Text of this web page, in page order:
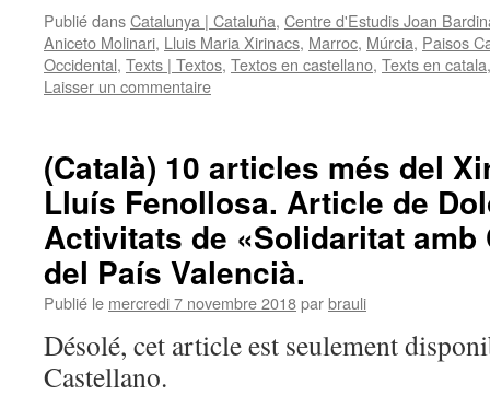
Publié dansCatalunya | Cataluña, Centre d'Estudis Joan
Aniceto Molinari, Lluis Maria Xirinacs, Marroc, Múrcia, Paisos
Occidental, Texts | Textos, Textos en castellano, Texts en catala
Laisser un commentaire
(Català) 10 articles més del
Lluís Fenollosa. Article de
Activitats de «Solidaritat amb
del País Valencià.
Publié le mercredi 7 novembre 2018parbrauli
Désolé, cet article est seulement
Castellano.